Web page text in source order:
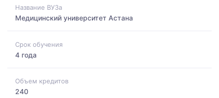
Название ВУЗа
Медицинский университет Астана
Срок обучения
4 года
Объем кредитов
240